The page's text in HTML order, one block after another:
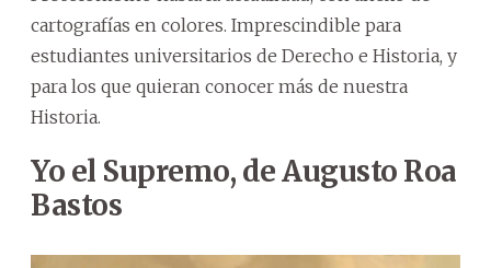
cartografías en colores. Imprescindible para
estudiantes universitarios de Derecho e Historia, y
para los que quieran conocer más de nuestra
Historia.
Yo el Supremo, de Augusto Roa
Bastos